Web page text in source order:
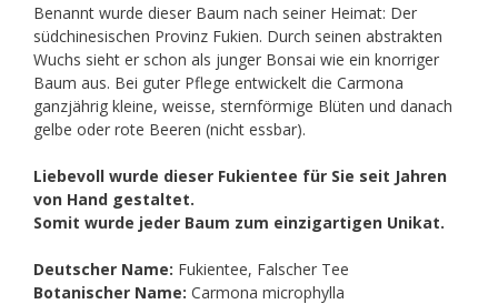
Benannt wurde dieser Baum nach seiner Heimat: Der
südchinesischen Provinz Fukien. Durch seinen abstrakten
Wuchs sieht er schon als junger Bonsai wie ein knorriger
Baum aus. Bei guter Pflege entwickelt die Carmona
ganzjährig kleine, weisse, sternförmige Blüten und danach
gelbe oder rote Beeren (nicht essbar).
Liebevoll wurde dieser Fukientee für Sie seit Jahren
von Hand gestaltet.
Somit wurde jeder Baum zum einzigartigen Unikat.
Deutscher Name: Fukientee, Falscher Tee
Botanischer Name: Carmona microphylla